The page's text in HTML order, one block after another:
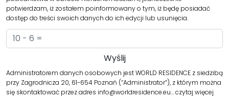
potwierdzam, iż zostałem poinformowany o tym, iż będę posiadać
dostęp do treści swoich danych do ich edycji lub usunięcia.
Administratorem danych osobowych jest WORLD RESIDENCE z siedzibą
przy Zagrodnicza 20, 61-654 Poznań (“Administrator”), z którym można
się skontaktować przez adres info@worldresidence.eu…czytaj więcej